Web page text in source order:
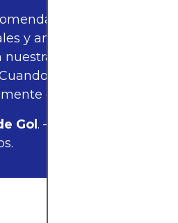
se basan
y análisis propios, y
opiniones ni
corresponde,
estos enlaces.
Gol. — Todos los